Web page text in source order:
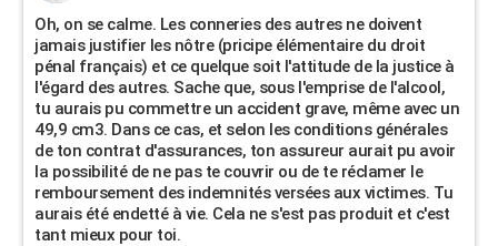
Oh, on se calme. Les conneries des autres ne doivent
jamais justifier les nôtre (pricipe élémentaire du droit
pénal français) et ce quelque soit l'attitude de la justice à
l'égard des autres. Sache que, sous l'emprise de l'alcool,
tu aurais pu commettre un accident grave, même avec un
49,9 cm3. Dans ce cas, et selon les conditions générales
de ton contrat d'assurances, ton assureur aurait pu avoir
la possibilité de ne pas te couvrir ou de te réclamer le
remboursement des indemnités versées aux victimes. Tu
aurais été endetté à vie. Cela ne s'est pas produit et c'est
tant mieux pour toi.